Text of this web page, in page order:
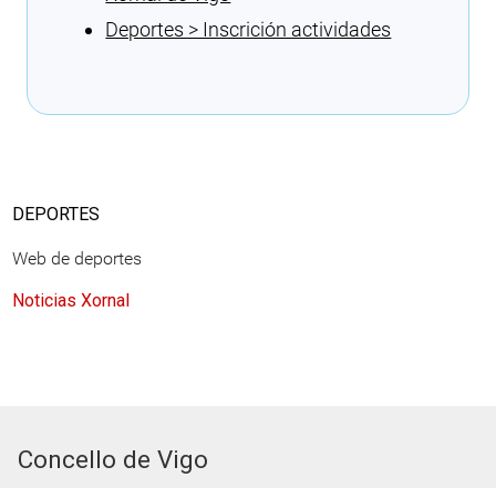
Deportes > Inscrición actividades
DEPORTES
Web de deportes
Noticias Xornal
Concello de Vigo